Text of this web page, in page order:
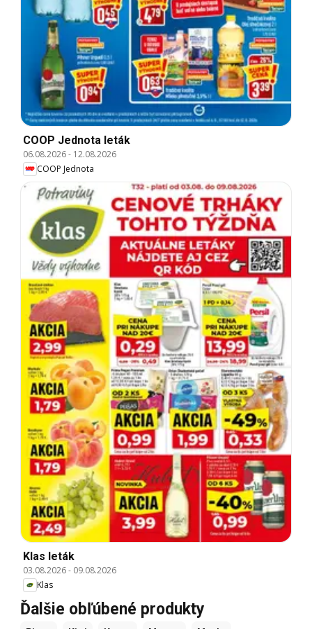
COOP Jednota leták
06.08.2026- 12.08.2026
COOP Jednota
Klas leták
03.08.2026- 09.08.2026
Klas
Ďalšie obľúbené produkty